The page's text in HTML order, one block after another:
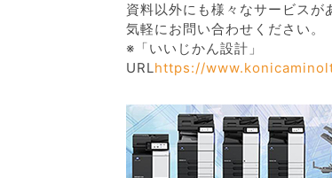
資料以外にも様々なサービス
気軽にお問い合わせください。
※「いいじかん設計」
URLhttps://